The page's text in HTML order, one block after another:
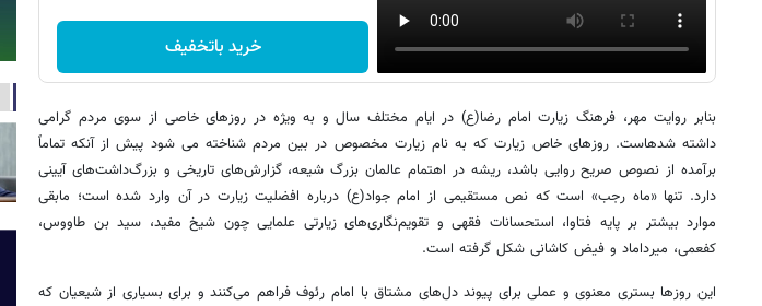
خرید باتخفیف
بنابر روایت مهر، فرهنگ زیارت امام رضا(ع) در ایام مختلف سال و به ویژه در روزهای خاصی از سوی مردم گرامی
داشته شدهاست. روزهای خاص زیارت که به نام زیارت مخصوص در بین مردم شناخته می شود پیش از آنکه تماماً
برآمده از نصوص صریح روایی باشد، ریشه در اهتمام عالمان بزرگ شیعه، گزارش‌های تاریخی و بزرگ‌داشت‌های آیینی
دارد. تنها «ماه رجب» است که نص مستقیمی از امام جواد(ع) درباره افضلیت زیارت در آن وارد شده است؛ مابقی
موارد بیشتر بر پایه فتاوا، استحسانات فقهی و تقویم‌نگاری‌های زیارتی علمایی چون شیخ مفید، سید بن طاووس،
کفعمی، میرداماد و فیض کاشانی شکل گرفته است.
این روزها بستری معنوی و عملی برای پیوند دل‌های مشتاق با امام رئوف فراهم می‌کنند و برای بسیاری از شیعیان که